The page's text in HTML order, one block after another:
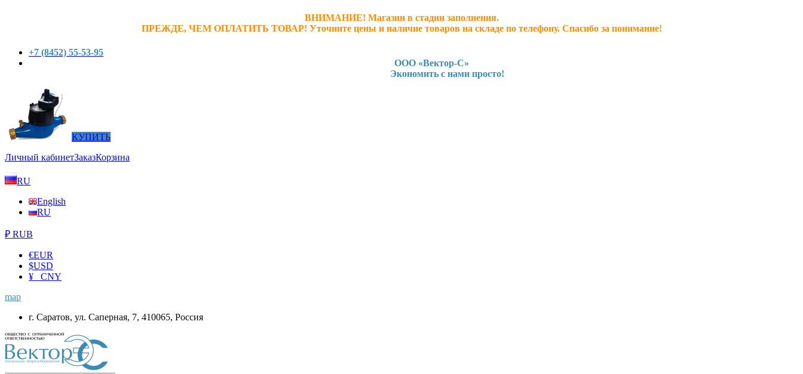
ВНИМАНИЕ! Магазин в стадии заполнения.
ПРЕЖДЕ, ЧЕМ ОПЛАТИТЬ ТОВАР! Уточните цены и наличие товаров на складе по телефону. Спасибо за понимание!
+7 (8452) 55-53-95
ООО «Вектор-С»
Экономить с нами просто!
КУПИТЬ
Личный кабинетЗаказКорзина
RU
English
RU
₽ RUB
€EUR
$USD
¥ CNY
map
г. Саратов, ул. Саперная, 7, 410065, Россия